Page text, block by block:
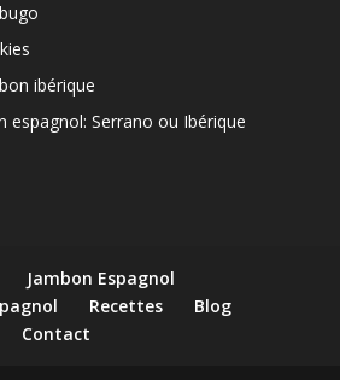
ibérique
espagnol: Serrano ou Ibérique
Jambon Espagnol
Recettes
Blog
Contact